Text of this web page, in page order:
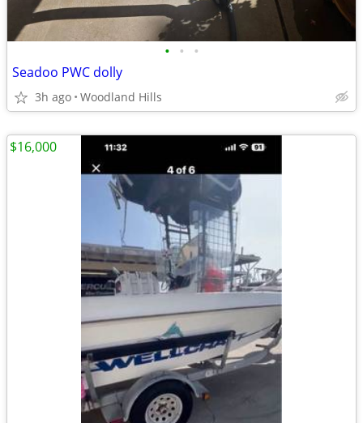
• • •
Seadoo PWC dolly
3h ago Woodland Hills
$16,000